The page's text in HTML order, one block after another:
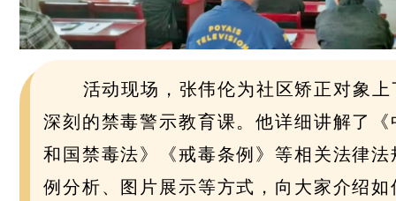
活动现场，张伟伦为社区矫正对象
深刻的禁毒警示教育课。他详细讲解了《
和国禁毒法》《戒毒条例》等相关法律法
例分析、图片展示等方式，向大家介绍如